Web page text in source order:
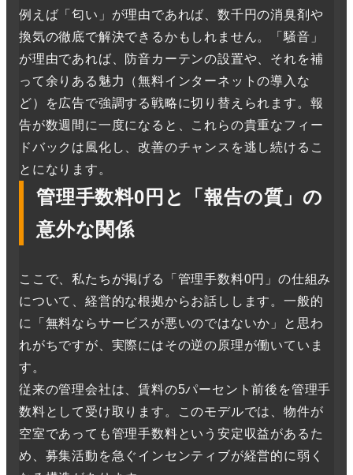
例えば「匂い」が理由であれば、数千円の消臭剤や
換気の徹底で解決できるかもしれません。「騒音」
が理由であれば、防音カーテンの設置や、それを補
って余りある魅力（無料インターネットの導入な
ど）を広告で強調する戦略に切り替えられます。報
告が数週間に一度になると、これらの貴重なフィー
ドバックは風化し、改善のチャンスを逃し続けるこ
とになります。
管理手数料0円と「報告の質」の
意外な関係
ここで、私たちが掲げる「管理手数料0円」の仕組み
について、経営的な根拠からお話しします。一般的
に「無料ならサービスが悪いのではないか」と思わ
れがちですが、実際にはその逆の原理が働いていま
す。
従来の管理会社は、賃料の5パーセント前後を管理手
数料として受け取ります。このモデルでは、物件が
空室であっても管理手数料という安定収益があるた
め、募集活動を急ぐインセンティブが経営的に弱く